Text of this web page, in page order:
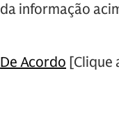
da informação
De Acordo [Clique